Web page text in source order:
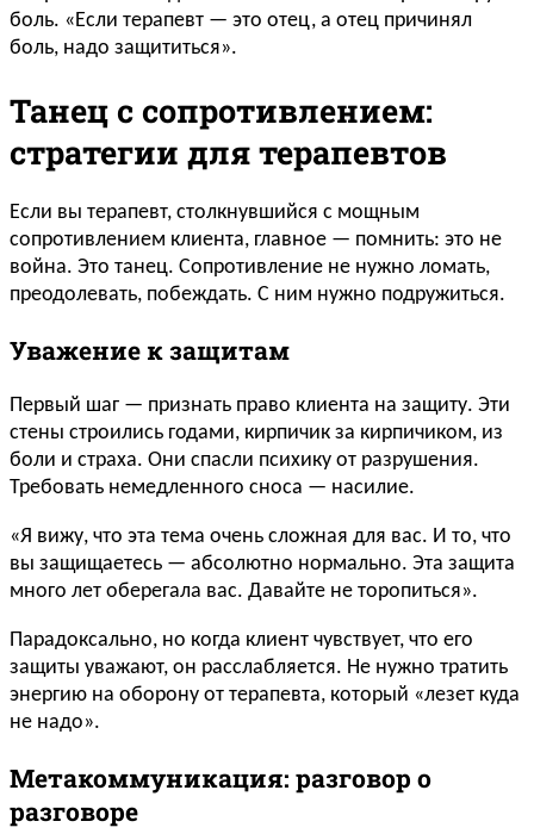
боль. «Если терапевт — это отец, а отец причинял
боль, надо защититься».
Танец с сопротивлением:
стратегии для терапевтов
Если вы терапевт, столкнувшийся с мощным
сопротивлением клиента, главное — помнить: это не
война. Это танец. Сопротивление не нужно ломать,
преодолевать, побеждать. С ним нужно подружиться.
Уважение к защитам
Первый шаг — признать право клиента на защиту. Эти
стены строились годами, кирпичик за кирпичиком, из
боли и страха. Они спасли психику от разрушения.
Требовать немедленного сноса — насилие.
«Я вижу, что эта тема очень сложная для вас. И то, что
вы защищаетесь — абсолютно нормально. Эта защита
много лет оберегала вас. Давайте не торопиться».
Парадоксально, но когда клиент чувствует, что его
защиты уважают, он расслабляется. Не нужно тратить
энергию на оборону от терапевта, который «лезет куда
не надо».
Метакоммуникация: разговор о
разговоре